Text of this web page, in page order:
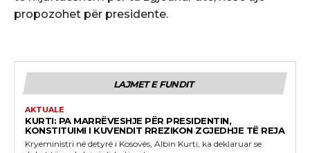
propozohet për presidente.
LAJMET E FUNDIT
AKTUALE
KURTI: PA MARRËVESHJE PËR PRESIDENTIN,
KONSTITUIMI I KUVENDIT RREZIKON ZGJEDHJE TË REJA
Kryeministri në detyrë i Kosovës, Albin Kurti, ka deklaruar se